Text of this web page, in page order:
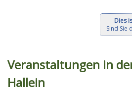
Dies
Sind Sie
Veranstaltungen in
Hallein